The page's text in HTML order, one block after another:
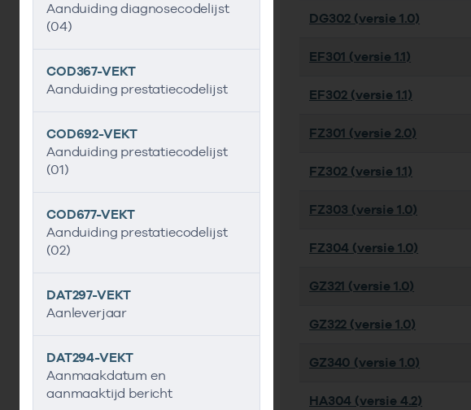
Aanduiding diagnosecodelijst
(04)
COD367-VEKT
Aanduiding prestatiecodelijst
COD692-VEKT
Aanduiding prestatiecodelijst
(01)
COD677-VEKT
Aanduiding prestatiecodelijst
(02)
DAT297-VEKT
Aanleverjaar
DAT294-VEKT
Aanmaakdatum en
aanmaaktijd bericht
DG302 (versie 1.0)
EF301 (versie 1.1)
EF302 (versie 1.1)
FZ301 (versie 2.0)
FZ302 (versie 1.1)
FZ303 (versie 1.0)
FZ304 (versie 1.0)
GZ321 (versie 1.0)
GZ322 (versie 1.0)
GZ340 (versie 1.0)
HA304 (versie 4.2)